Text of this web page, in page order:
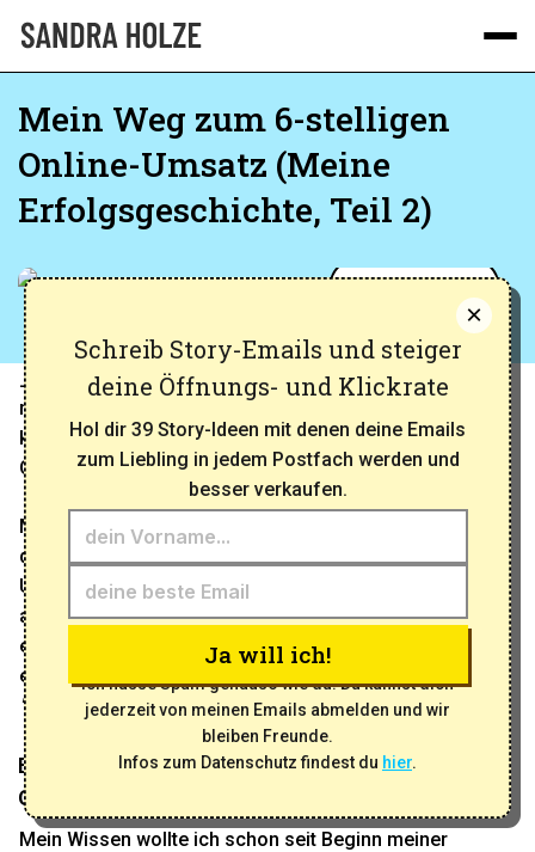
ÜBER MICH
BLOG
Mein Weg zum 6-stelligen
Online-Umsatz (Meine
Erfolgsgeschichte, Teil 2)
Online Business
_In dieser 2-teiligen Serie lass ich dich erstmals hinter
meine Kulissen blicken und zeige dir meinen Weg von
kläglichen Freelancer-Jobs zu einem florierendem
Online-Unternehmen._‍
Meine Entwicklung von einer frustrierten Angestellten,
die spontan ihren Job kündigt, hin zu einer glücklichen
Unternehmerin, die selbstbestimmt und ortsunabhängig
arbeitet, war eine Spannende. Ich hoffe, du kannst das
ein oder andere aus meiner Geschichte lernen und
einige Fehler vermeiden.
"keiner kennt mich" zur Social Media Expertin
ENDLICH PASSIVES EINKOMMEN MIT EINEM
ONLINE-KURS?
Mein Wissen wollte ich schon seit Beginn meiner
×
Schreib Story-Emails und steiger
deine Öffnungs- und Klickrate
Hol dir 39 Story-Ideen mit denen deine Emails
zum Liebling in jedem Postfach werden und
besser verkaufen.
Ja will ich!
Ich hasse Spam genauso wie du. Du kannst dich
jederzeit von meinen Emails abmelden und wir
bleiben Freunde.
Infos zum Datenschutz findest du hier.